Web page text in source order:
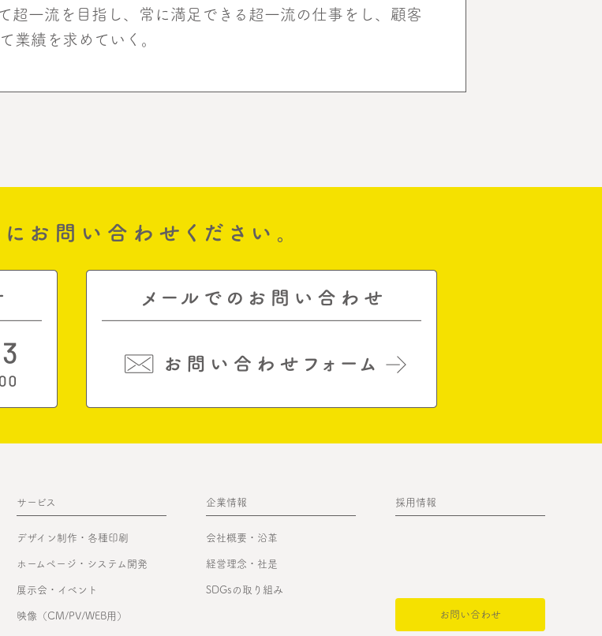
超一流を目指し、常に満足できる超一流の仕事をし、顧客
業績を求めていく。
サービス 企業情報 採用情報
デザイン制作・各種印刷 会社概要・沿革
ホームページ・システム開発 経営理念・社是
展示会・イベント SDGsの取り組み
映像（CM/PV/WEB用） お問い合わせ